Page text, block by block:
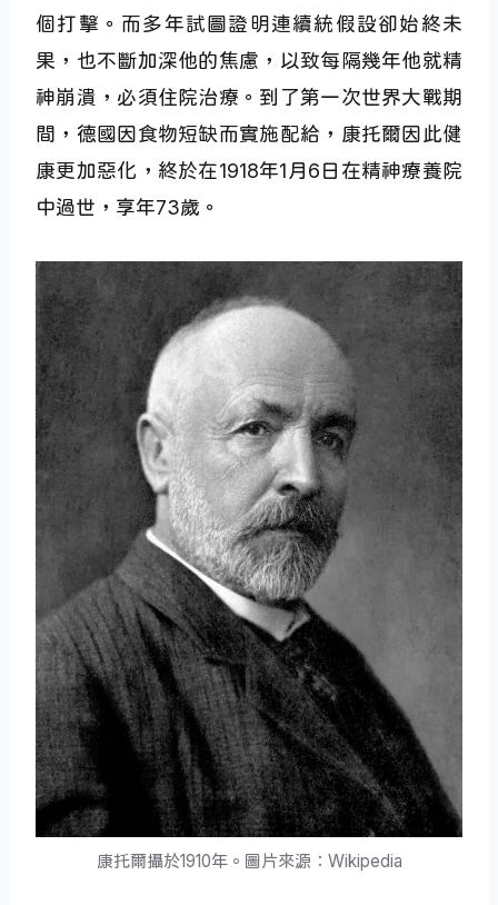
個打擊。而多年試圖證明連續統假設卻始終未
果，也不斷加深他的焦慮，以致每隔幾年他就精
神崩潰，必須住院治療。到了第一次世界大戰期
間，德國因食物短缺而實施配給，康托爾因此健
康更加惡化，終於在1918年1月6日在精神療養院
中過世，享年73歲。
康托爾攝於1910年。圖片來源：Wikipedia